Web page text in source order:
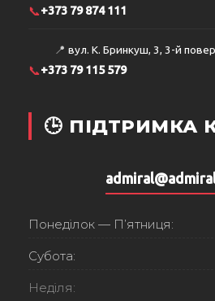
📞+373 79 874 111
📍 вул. К. Бринкуш, 3, 3-й
📞+373 79 115 579
🕒 ПІДТРИМКА
Понеділок — П’ятниця:
Субота:
Неділя: